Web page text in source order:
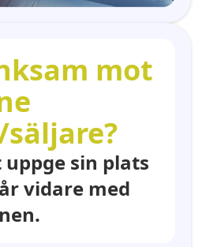
mot
uppge sin plats
vidare med